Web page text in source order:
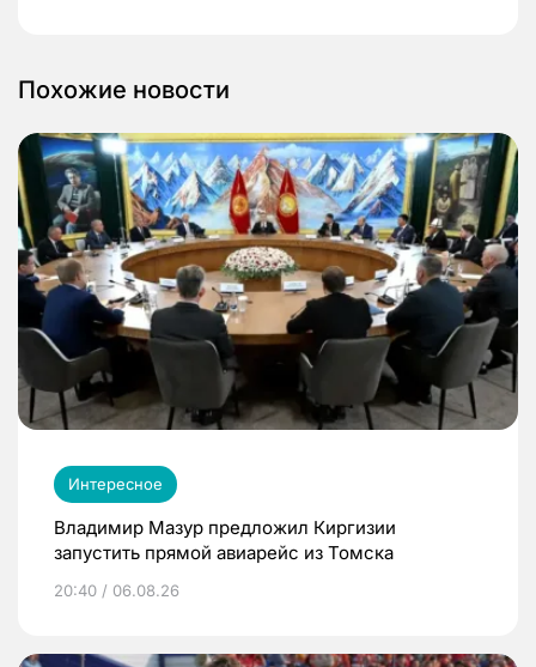
Похожие новости
Интересное
Владимир Мазур предложил Киргизии
запустить прямой авиарейс из Томска
20:40 / 06.08.26